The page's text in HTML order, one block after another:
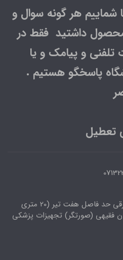
شماییم هر گونه سوال و
محصول داشتید فقط در
و پیامک و یا
پاسخگو هستیم .
تعطیل
شیراز خیابان معدل شرقی حد فاصل هفت تیر (20 متری
فقیهی (صورتگر) تجهیزات پزشکی